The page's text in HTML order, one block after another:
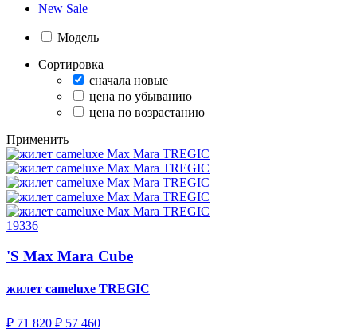
New Sale
Модель
Сортировка
сначала новые
цена по убыванию
цена по возрастанию
Применить
19336
'S Max Mara Cube
жилет cameluxe TREGIC
₽ 71 820 ₽ 57 460